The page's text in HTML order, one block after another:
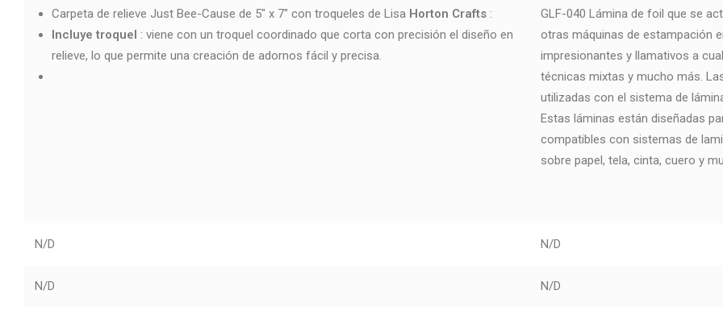
Carpeta de relieve Just Bee-Cause de 5" x 7" con troqueles de Lisa Horton Crafts :
Incluye troquel : viene con un troquel coordinado que corta con precisión el diseño en
relieve, lo que permite una creación de adornos fácil y precisa.
GLF-040 Lámina de foil que se
otras máquinas de estampación
impresionantes y llamativos a
técnicas mixtas y mucho más.
utilizadas con el sistema de
Estas láminas están diseñadas
compatibles con sistemas de
sobre papel, tela, cinta, cuero y
N/D N/D
N/D N/D